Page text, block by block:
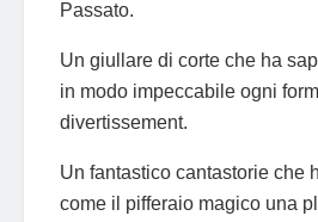
Passato.
Un giullare di corte che ha
in modo impeccabile ogni
divertissement.
Un fantastico cantastorie che
come il pifferaio magico una